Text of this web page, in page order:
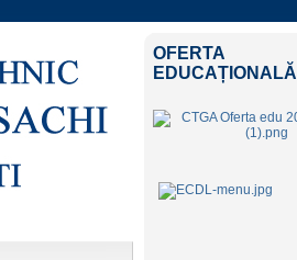
OFERTA
EDUCAȚIONALĂ